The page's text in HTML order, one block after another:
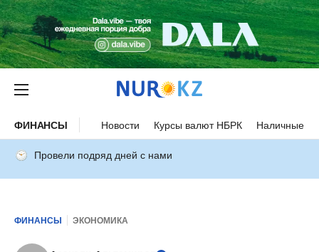
ФИНАНСЫ Новости Курсы валют НБРК Наличные
Провели подряд дней с нами
ФИНАНСЫ ЭКОНОМИКА